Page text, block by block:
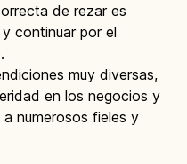
de rezar es
continuar por el
muy diversas,
en los negocios y
numerosos fieles y